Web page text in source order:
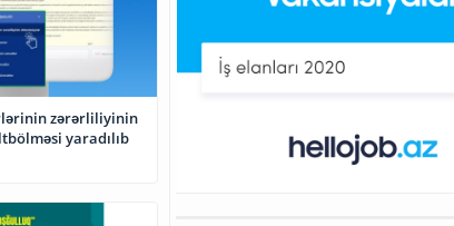
zərərliliyinin
yaradılıb